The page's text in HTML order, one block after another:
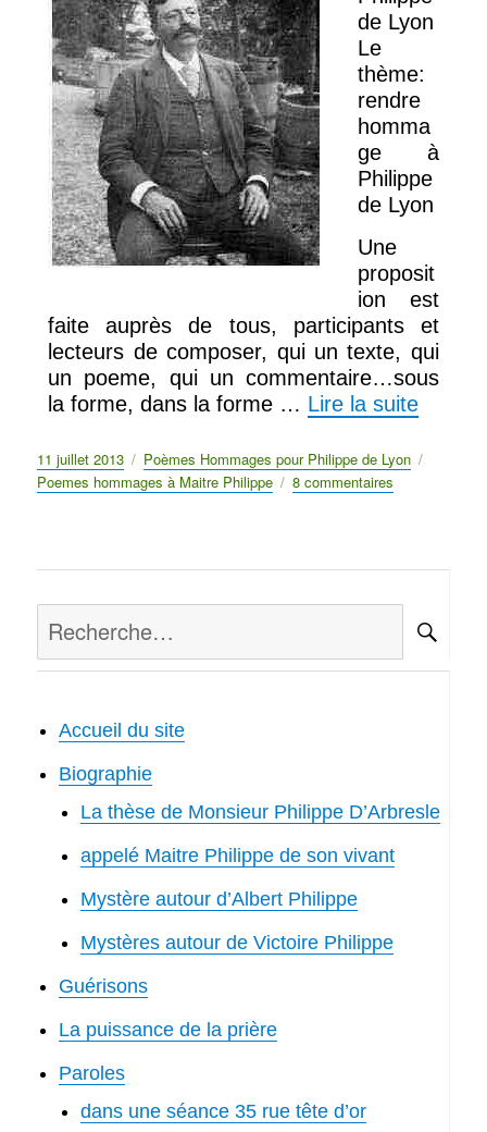
de Lyon
Le
thème:
rendre
homma
ge à
Philippe
de Lyon
Une
proposit
ion est
faite auprès de tous, participants et
lecteurs de composer, qui un texte, qui
un poeme, qui un commentaire…sous
la forme, dans la forme … Lire la suite
Publié
le
11 juillet 2013 Catégories
Poèmes Hommages pour Philippe de Lyon
Poemes hommages à Maitre Philippe
8 commentaires
Maitre
Lyon
pour :
Accueil du site
Biographie
La thèse de Monsieur Philippe D’Arbresle
appelé Maitre Philippe de son vivant
Mystère autour d’Albert Philippe
Mystères autour de Victoire Philippe
Guérisons
La puissance de la prière
Paroles
dans une séance 35 rue tête d’or